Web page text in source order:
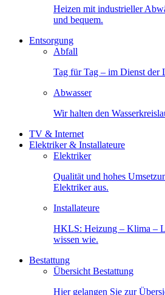
Heizen mit industrieller
und bequem.
Entsorgung
Abfall
Tag für Tag – im Dienst der
Abwasser
Wir halten den
TV & Internet
Elektriker & Installateure
Elektriker
Qualität und hohes
Elektriker aus.
Installateure
HKLS: Heizung – Klima –
wissen wie.
Bestattung
Übersicht Bestattung
Hier gelangen Sie zur